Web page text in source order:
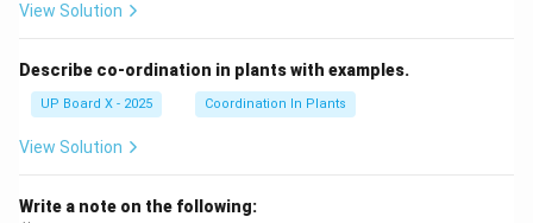
View Solution
Describe co-ordination in plants with examples.
UP Board X - 2025 Coordination In Plants
View Solution
Write a note on the following: